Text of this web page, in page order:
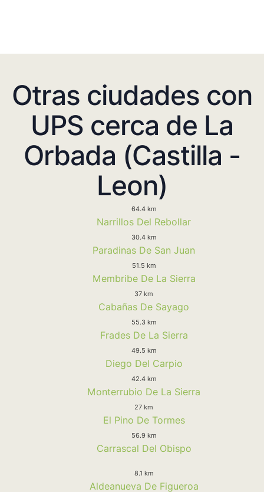
Otras ciudades con
UPS cerca de La
Orbada (Castilla -
Leon)
64.4 km
Narrillos Del Rebollar
30.4 km
Paradinas De San Juan
51.5 km
Membribe De La Sierra
37 km
Cabañas De Sayago
55.3 km
Frades De La Sierra
49.5 km
Diego Del Carpio
42.4 km
Monterrubio De La Sierra
27 km
El Pino De Tormes
56.9 km
Carrascal Del Obispo
8.1 km
Aldeanueva De Figueroa